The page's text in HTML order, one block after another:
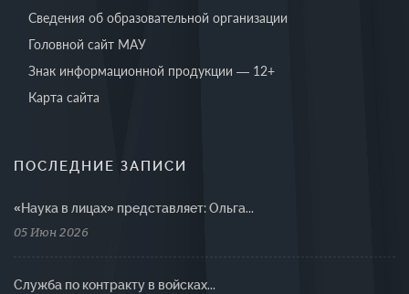
Сведения об образовательной организации
Головной сайт МАУ
Знак информационной продукции — 12+
Карта сайта
ПОСЛЕДНИЕ ЗАПИСИ
«Наука в лицах» представляет: Ольга...
05 Июн 2026
Cлужба по контракту в войсках...